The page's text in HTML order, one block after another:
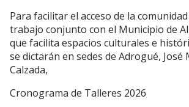
Para facilitar el acceso de la
trabajo conjunto con el Municipio de
que facilita espacios culturales e
se dictarán en sedes de Adrogué, José
Calzada,
Cronograma de Talleres 2026